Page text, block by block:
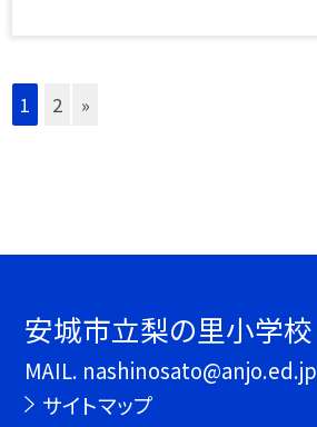
1 2 »
安城市立梨の里小学校
MAIL. nashinosato@anjo.ed.jp
サイトマップ